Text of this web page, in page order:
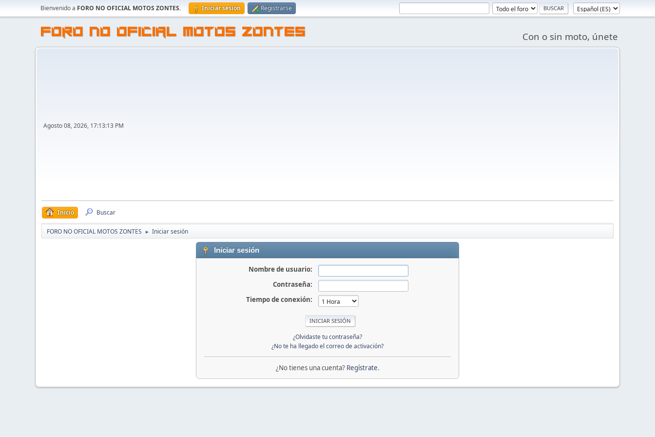
Bienvenido a FORO NO OFICIAL MOTOS ZONTES. Iniciar sesión Registrarse
FORO NO OFICIAL MOTOS ZONTES Con o sin moto, únete
Agosto 08, 2026, 17:13:13 PM
Inicio Buscar
FORO NO OFICIAL MOTOS ZONTES ► Iniciar sesión
Iniciar sesión
Nombre de usuario:
Contraseña:
Tiempo de conexión:
¿Olvidaste tu contraseña?
¿No te ha llegado el correo de activación?
¿No tienes una cuenta? Regístrate.